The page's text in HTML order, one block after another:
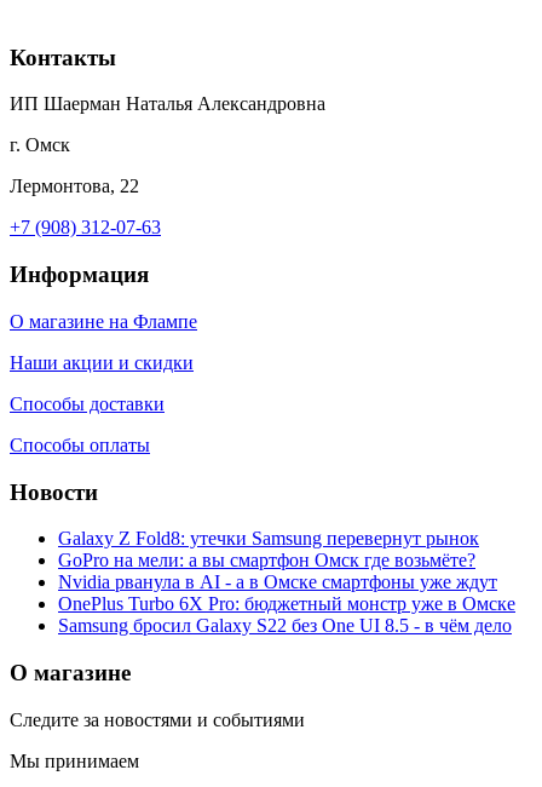
Контакты
ИП Шаерман Наталья Александровна
г. Омск
Лермонтова, 22
+7 (908) 312-07-63
Информация
О магазине на Флампе
Наши акции и скидки
Способы доставки
Способы оплаты
Новости
Galaxy Z Fold8: утечки Samsung перевернут рынок
GoPro на мели: а вы смартфон Омск где возьмёте?
Nvidia рванула в AI - а в Омске смартфоны уже ждут
OnePlus Turbo 6X Pro: бюджетный монстр уже в Омске
Samsung бросил Galaxy S22 без One UI 8.5 - в чём дело
О магазине
Следите за новостями и событиями
Мы принимаем